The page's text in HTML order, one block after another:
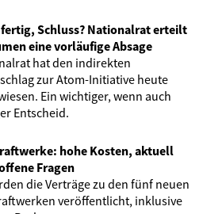
Schluss? Nationalrat erteilt
eine vorläufige Absage
hat den indirekten
zur Atom-Initiative heute
Ein wichtiger, wenn auch
Entscheid.
hohe Kosten, aktuell
Fragen
die Verträge zu den fünf neuen
veröffentlicht, inklusive